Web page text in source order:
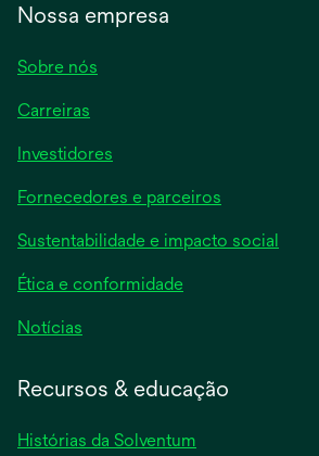
Nossa empresa
Sobre nós
Carreiras
Investidores
Fornecedores e parceiros
Sustentabilidade e impacto social
Ética e conformidade
Notícias
Recursos & educação
Histórias da Solventum